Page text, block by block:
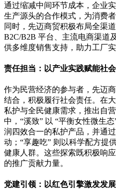
通过缩减中间环节成本，企业
生产源头的合作模式，为消费
同时，先迈商贸积极布局全渠
B2C/B2B 平台、主流电商渠道
供多维度销售支持，助力工厂
责任担当：以产业实践赋能社
作为民营经济的参与者，先迈
结合，积极履行社会责任。在
私护与全民健康需求，推出自
中，“溪致” 以 “平衡女性微生
润四效合一的私护产品，并通
动；“享趣吃” 则以科学配方提
健康人群。这些探索既积极响
的推广贡献力量。
党建引领：以红色引擎激发发